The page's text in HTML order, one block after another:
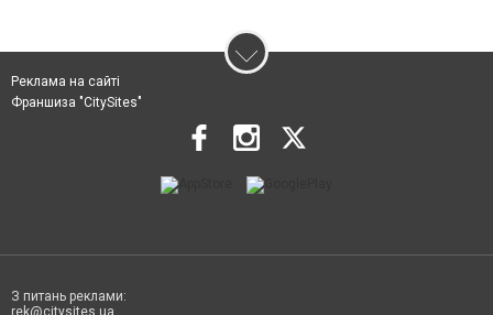
Реклама на сайті
Франшиза "CitySites"
З питань реклами:
rek@citysites.ua